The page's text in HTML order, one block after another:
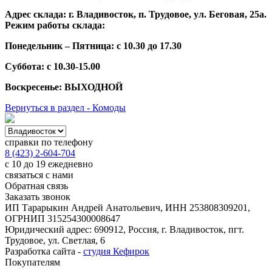
Адрес склада: г. Владивосток, п. Трудовое, ул. Беговая, 25а.
Режим работы склада:
Понедельник – Пятница: с 10.30 до 17.30
Суббота: с 10.30-15.00
Воскресенье: ВЫХОДНОЙ
Вернуться в раздел - Комоды
справки по телефону
8 (423) 2-604-704
с 10 до 19 ежедневно
связаться с нами
Обратная связь
Заказать звонок
ИП Тарарыкин Андрей Анатольевич, ИНН 253808309201,
ОГРНИП 315254300008647
Юридический адрес: 690912, Россия, г. Владивосток, пгт.
Трудовое, ул. Светлая, 6
Разработка сайта - студия Кефирок
Покупателям